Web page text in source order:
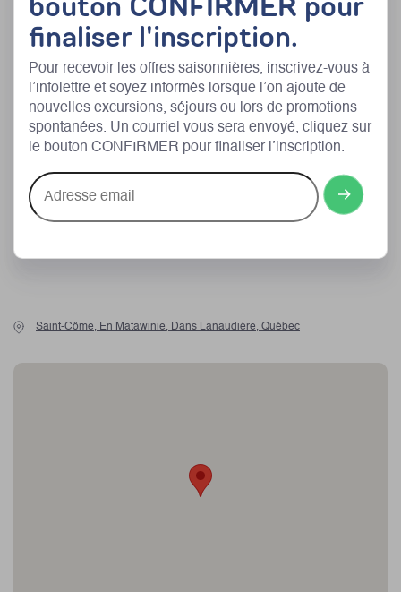
finaliser l'inscription.
Pour recevoir les offres saisonnières, inscrivez-vous à
l’infolettre et soyez informés lorsque l’on ajoute de
nouvelles excursions, séjours ou lors de promotions
spontanées. Un courriel vous sera envoyé, cliquez sur
le bouton CONFIRMER pour finaliser l’inscription.
Adresse
email
Départ à 8 h 30 du matin à proximité du métro Radisson (ligne
verte) à Montréal
Transport guidé en minibus aller-retour
Les services d’un conducteur-guide lors du transport
Activité de rando-canot avec Canot Volant
Utilisation d’un canot par deux personnes, avec équipements
Transfert sur place
Saint-Côme, En Matawinie, Dans Lanaudière, Québec